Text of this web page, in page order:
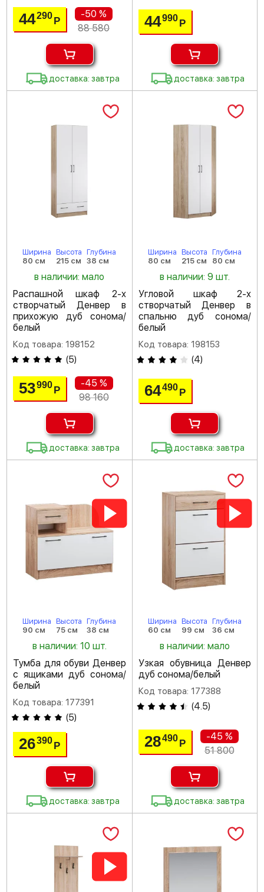
44290Р
-50 %
88 580
доставка: завтра
44990 Р
доставка: завтра
Ширина
80 см
Высота
215 см
Глубина
38 см
в наличии: мало
Распашной шкаф 2-х
створчатый Денвер в
прихожую дуб сонома/
белый
Код товара: 198152
(5)
53990Р
-45 %
98 160
доставка: завтра
Ширина
80 см
Высота
215 см
Глубина
80 см
в наличии: 9 шт.
Угловой шкаф 2-х
створчатый Денвер в
спальню дуб сонома/
белый
Код товара: 198153
(4)
64490 Р
доставка: завтра
Ширина
90 см
Высота
75 см
Глубина
38 см
в наличии: 10 шт.
Тумба для обуви Денвер
с ящиками дуб сонома/
белый
Код товара: 177391
(5)
26390Р
доставка: завтра
Ширина
60 см
Высота
99 см
Глубина
36 см
в наличии: мало
Узкая обувница Денвер
дуб сонома/белый
Код товара: 177388
(4.5)
28490 Р
-45 %
51 800
доставка: завтра